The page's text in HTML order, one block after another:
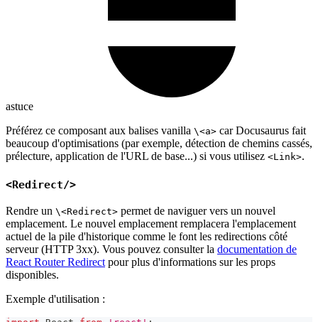
astuce
Préférez ce composant aux balises vanilla \<a> car Docusaurus fait
beaucoup d'optimisations (par exemple, détection de chemins cassés,
prélecture, application de l'URL de base...) si vous utilisez <Link>.
<Redirect/>
Rendre un \<Redirect> permet de naviguer vers un nouvel
emplacement. Le nouvel emplacement remplacera l'emplacement
actuel de la pile d'historique comme le font les redirections côté
serveur (HTTP 3xx). Vous pouvez consulter la documentation de
React Router Redirect pour plus d'informations sur les props
disponibles.
Exemple d'utilisation :